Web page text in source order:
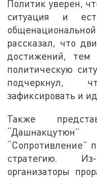
Политик уверен,
ситуация и
рассказал, что
достижений, тем
политическую
подчеркнул,
зафиксировать и
Также
“Сопротивление”
стратегию.
организаторы